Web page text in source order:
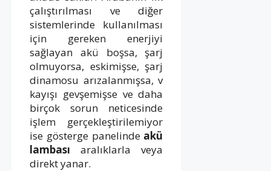
çalıştırılması ve diğer
sistemlerinde kullanılması
için gereken enerjiyi
sağlayan akü boşsa, şarj
olmuyorsa, eskimişse, şarj
dinamosu arızalanmışsa, v
kayışı gevşemişse ve daha
birçok sorun neticesinde
işlem gerçekleştirilemiyor
ise gösterge panelinde akü
lambası aralıklarla veya
direkt yanar.